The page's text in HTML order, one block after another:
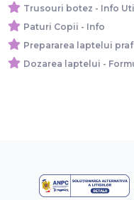
Trusouri botez - Info
Paturi Copii - Info
Prepararea laptelui
Dozarea laptelui -